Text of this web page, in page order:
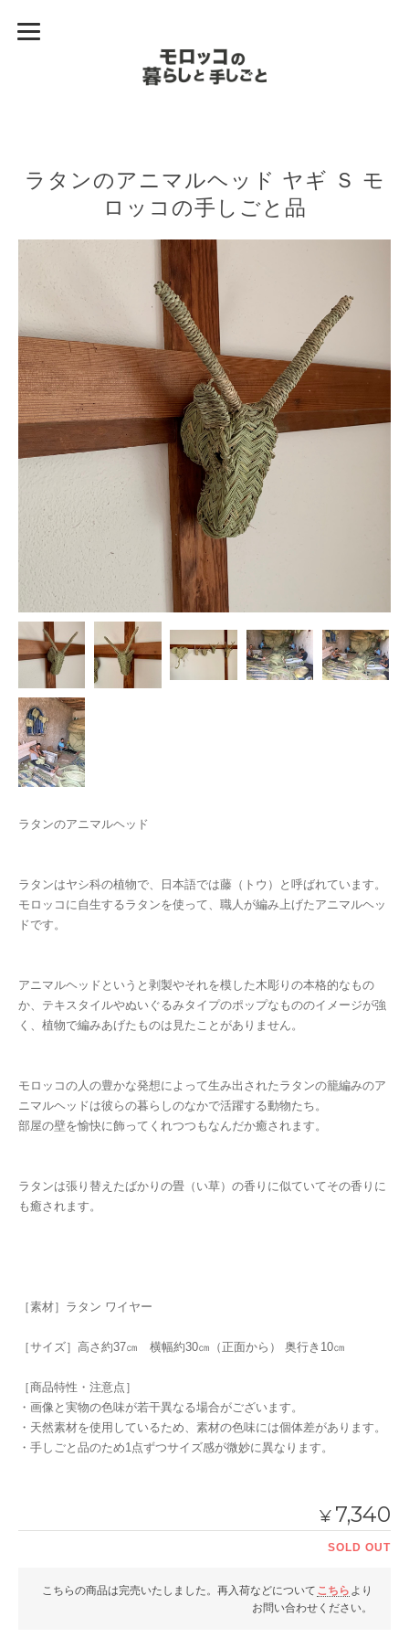
ラタンのアニマルヘッド ヤギ Ｓ モ
ロッコの手しごと品
ラタンのアニマルヘッド
ラタンはヤシ科の植物で、日本語では藤（トウ）と呼ばれています。
モロッコに自生するラタンを使って、職人が編み上げたアニマルヘッ
ドです。
アニマルヘッドというと剥製やそれを模した木彫りの本格的なもの
か、テキスタイルやぬいぐるみタイプのポップなもののイメージが強
く、植物で編みあげたものは見たことがありません。
モロッコの人の豊かな発想によって生み出されたラタンの籠編みのア
ニマルヘッドは彼らの暮らしのなかで活躍する動物たち。
部屋の壁を愉快に飾ってくれつつもなんだか癒されます。
ラタンは張り替えたばかりの畳（い草）の香りに似ていてその香りに
も癒されます。
［素材］ラタン ワイヤー
［サイズ］高さ約37㎝ 横幅約30㎝（正面から） 奥行き10㎝
［商品特性・注意点］
・画像と実物の色味が若干異なる場合がございます。
・天然素材を使用しているため、素材の色味には個体差があります。
・手しごと品のため1点ずつサイズ感が微妙に異なります。
¥ 7,340
SOLD OUT
こちらの商品は完売いたしました。再入荷などについて こちら より
お問い合わせください。